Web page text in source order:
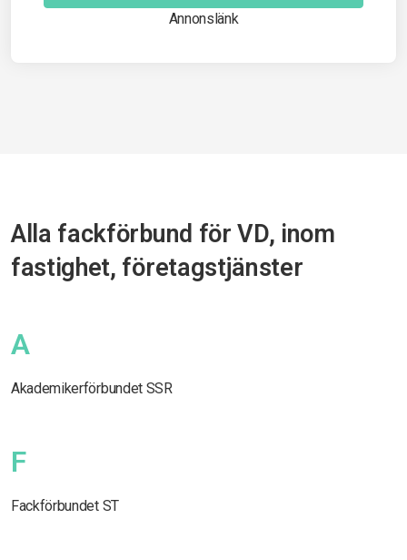
Annonslänk
Alla fackförbund för VD, inom
fastighet, företagstjänster
A
Akademikerförbundet SSR
F
Fackförbundet ST